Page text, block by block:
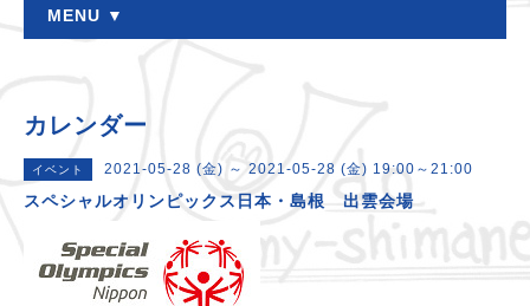
MENU ▼
カレンダー
イベント 2021-05-28 (金) ～ 2021-05-28 (金) 19:00～21:00
スペシャルオリンピックス日本・島根 出雲会場